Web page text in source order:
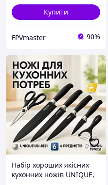
Купити
FPVmaster 90%
Набір хороших якісних
кухонних ножів UNIQUE,